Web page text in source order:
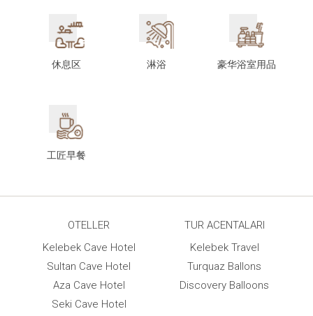
休息区 淋浴 豪华浴室用品
工匠早餐
OTELLER
Kelebek Cave Hotel
Sultan Cave Hotel
Aza Cave Hotel
Seki Cave Hotel
TUR ACENTALARI
Kelebek Travel
Turquaz Ballons
Discovery Balloons